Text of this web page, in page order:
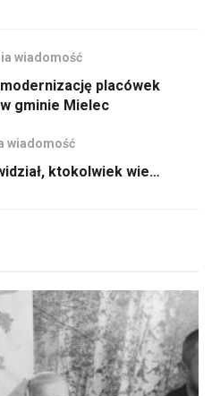
wiadomość
placówek
gminie Mielec
wiadomość
ktokolwiek wie…